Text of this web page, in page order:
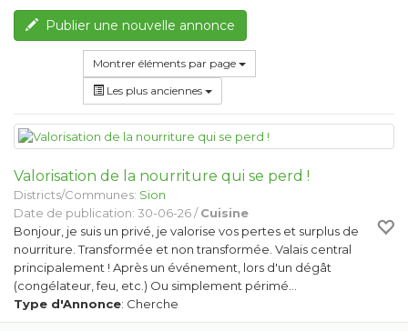
Publier une nouvelle annonce
Montrer éléments par page
Les plus anciennes
Valorisation de la nourriture qui se perd !
Districts/Communes: Sion
Date de publication: 30-06-26 /Cuisine
Bonjour, je suis un privé, je valorise vos pertes et surplus de
nourriture. Transformée et non transformée. Valais central
principalement ! Après un événement, lors d'un dégât
(congélateur, feu, etc.) Ou simplement périmé…
Type d'Annonce: Cherche